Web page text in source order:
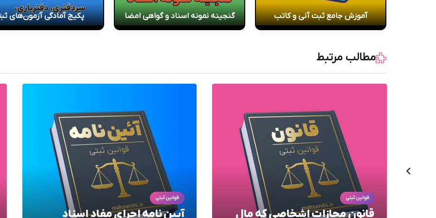
آموزش جامع ثبت آنی و کاتب گنجینه نمونه اسناد و گواهی امضا پکیج آمادگی آزمون‌های
مطالب مرتبط
قوانین ثبتی
قانون مجازات اشخاصی که مال
قوانین ثبتی
آیین نامه اجرای مفاد اسناد